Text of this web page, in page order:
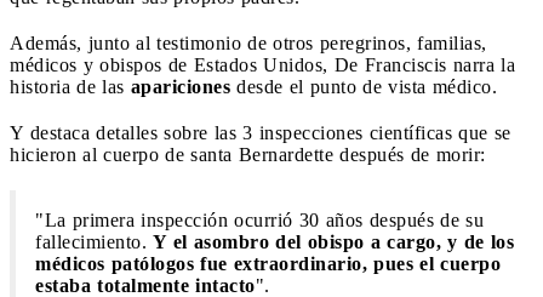
Además, junto al testimonio de otros peregrinos, familias,
médicos y obispos de Estados Unidos, De Franciscis narra la
historia de las apariciones desde el punto de vista médico.
Y destaca detalles sobre las 3 inspecciones científicas que se
hicieron al cuerpo de santa Bernardette después de morir:
"La primera inspección ocurrió 30 años después de su
fallecimiento. Y el asombro del obispo a cargo, y de los
médicos patólogos fue extraordinario, pues el cuerpo
estaba totalmente intacto".